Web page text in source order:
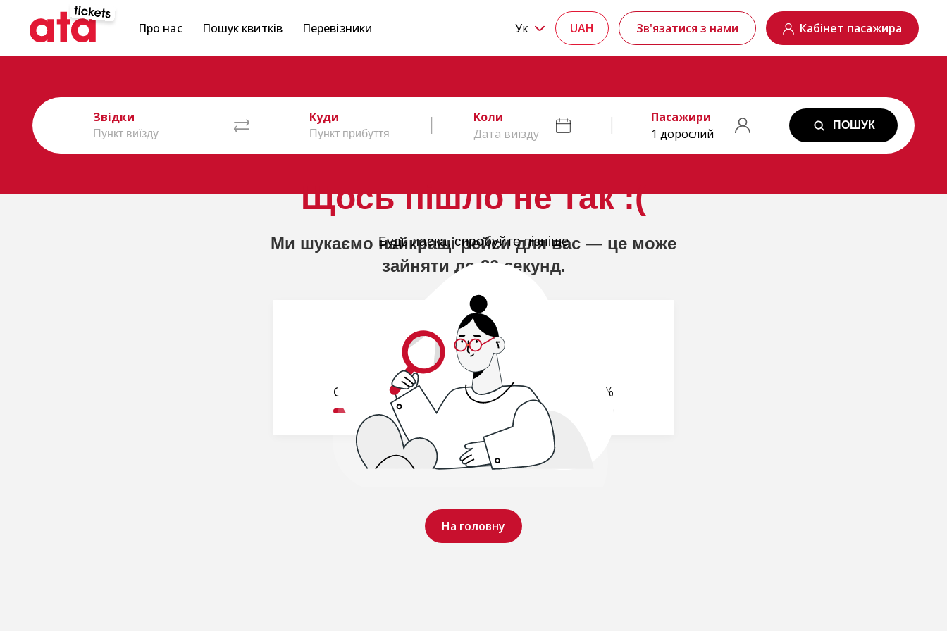
Щось пішло не так :(
Будь ласка, спробуйте пізніше
На головну
Про нас Пошук квитків Перевізники Ук UAH Зв'язатися з нами Кабінет пасажира
Звідки Куди
Коли
Дата виїзду
Пасажири
1 дорослий
ПОШУК
Ми шукаємо найкращі рейси для вас — це може
зайняти до 20 секунд.
Обробляємо ваш запит.. 19%